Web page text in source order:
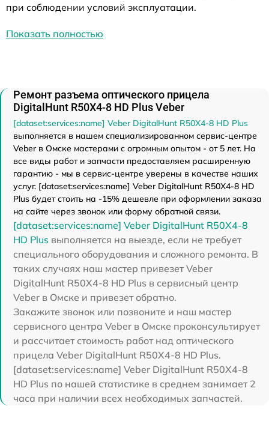
при соблюдении условий эксплуатации.
Показать полностью
Ремонт разъема оптического прицела
DigitalHunt R50X4-8 HD Plus Veber
[dataset:services:name] Veber DigitalHunt R50X4-8 HD Plus
выполняется в нашем специализированном сервис-центре
Veber в Омске мастерами с огромным опытом - от 5 лет. На
все виды работ и запчасти предоставляем расширенную
гарантию - мы в сервис-центре уверены в качестве наших
услуг. [dataset:services:name] Veber DigitalHunt R50X4-8 HD
Plus будет стоить на -15% дешевле при оформлении заказа
на сайте через звонок или форму обратной связи.
[dataset:services:name] Veber DigitalHunt R50X4-8
HD Plus выполняется на выезде, если не требует
специального оборудования и сложного ремонта. В
таких случаях наш мастер привезет Veber
DigitalHunt R50X4-8 HD Plus в сервисный центр
Veber в Омске и привезет обратно.
Закажите звонок или позвоните и наш мастер
сервисного центра Veber в Омске проконсультирует
и рассчитает стоимость работ над оптического
прицела Veber DigitalHunt R50X4-8 HD Plus.
[dataset:services:name] Veber DigitalHunt R50X4-8
HD Plus по нашей статистике в среднем занимает 2
часа при наличии всех необходимых запчастей.